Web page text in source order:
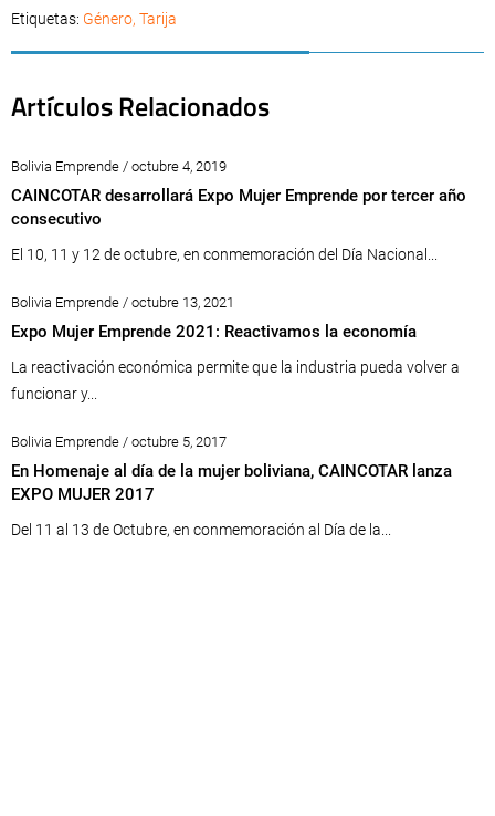
Etiquetas: Género, Tarija
Artículos Relacionados
Bolivia Emprende / octubre 4, 2019
CAINCOTAR desarrollará Expo Mujer Emprende por tercer año
consecutivo
El 10, 11 y 12 de octubre, en conmemoración del Día Nacional...
Bolivia Emprende / octubre 13, 2021
Expo Mujer Emprende 2021: Reactivamos la economía
La reactivación económica permite que la industria pueda volver a
funcionar y...
Bolivia Emprende / octubre 5, 2017
En Homenaje al día de la mujer boliviana, CAINCOTAR lanza
EXPO MUJER 2017
Del 11 al 13 de Octubre, en conmemoración al Día de la...